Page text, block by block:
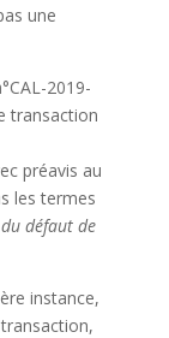
une
2019-
transaction
préavis au
les termes
défaut de
instance,